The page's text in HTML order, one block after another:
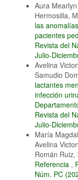
Aura
Hermosilla,
las
pacientes
Revista del
Julio-
Avelina
Samudio
lactantes
infección
Revista del
Julio-
María
Avelina
Román Ruiz,
Referencia ,
Núm. PC